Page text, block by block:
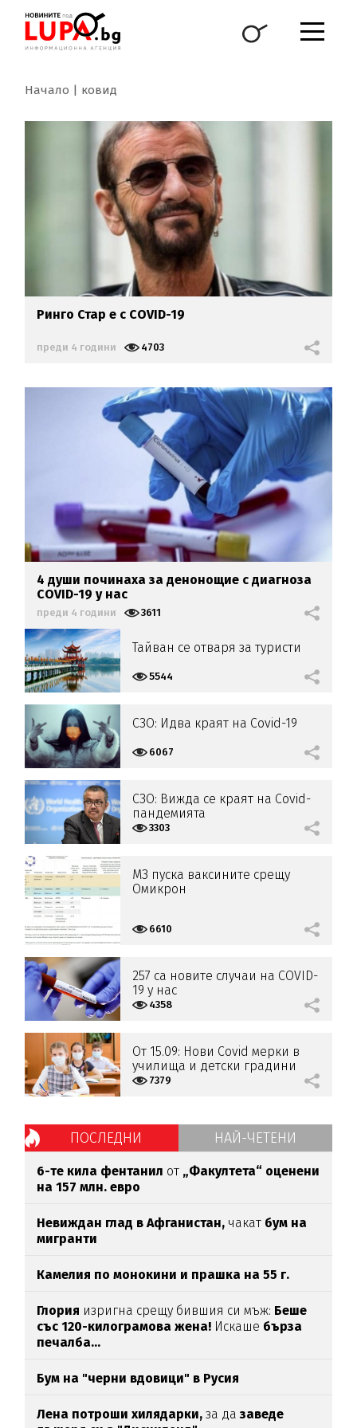
Начало ковид
Ринго Стар е с COVID-19
преди 4 години 4703
4 души починаха за денонощие с диагноза
COVID-19 у нас
преди 4 години 3611
Тайван се отваря за туристи
5544
СЗО: Идва краят на Covid-19
6067
СЗО: Вижда се краят на Covid-
пандемията
3303
МЗ пуска ваксините срещу
Омикрон
6610
257 са новите случаи на COVID-
19 у нас
4358
От 15.09: Нови Covid мерки в
училища и детски градини
7379
ПОСЛЕДНИ НАЙ-ЧЕТЕНИ
6-те кила фентанил от „Факултета“ оценени
на 157 млн. евро
Невиждан глад в Афганистан, чакат бум на
мигранти
Камелия по монокини и прашка на 55 г.
Глория изригна срещу бившия си мъж: Беше
със 120-килограмова жена! Искаше бърза
печалба...
Бум на "черни вдовици" в Русия
Лена потроши хилядарки,за да заведе